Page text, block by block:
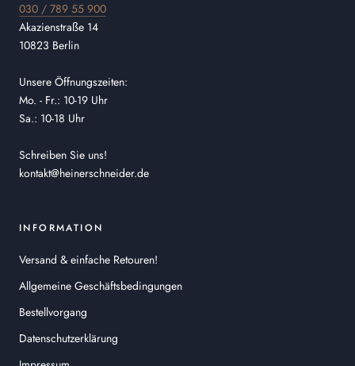
030 / 789 55 900
Akazienstraße 14
10823 Berlin
Unsere Öffnungszeiten:
Mo. - Fr.: 10-19 Uhr
Sa.: 10-18 Uhr
Schreiben Sie uns!
kontakt@heinerschneider.de
INFORMATION
Versand & einfache Retouren!
Allgemeine Geschäftsbedingungen
Bestellvorgang
Datenschutzerklärung